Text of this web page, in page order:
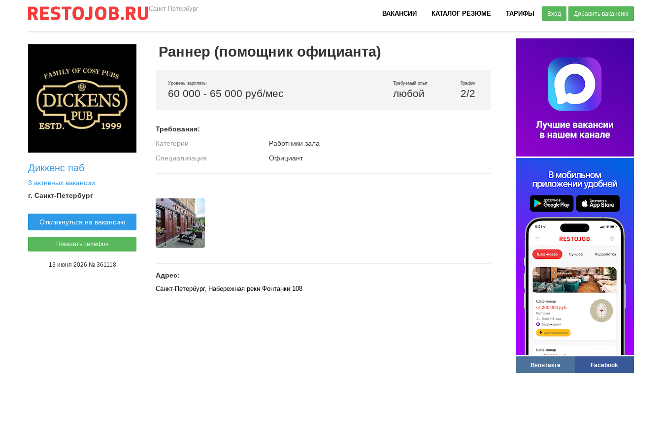
Санкт-Петербург
ВАКАНСИИ КАТАЛОГ РЕЗЮМЕ ТАРИФЫ Вход Добавить вакансию
Вконтакте Facebook
Диккенс паб
3 активных вакансии
г. Санкт-Петербург
Откликнуться на вакансию
Показать телефон
13 июня 2026 № 361118
Раннер (помощник официанта)
Уровень зарплаты
60 000 - 65 000 руб/мес
Требуемый опыт
любой
График
2/2
Требования:
Категории
Работники зала
Специализация
Официант
Адрес:
Санкт-Петербург, Набережная реки Фонтанки 108